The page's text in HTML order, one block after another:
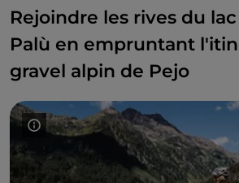
Rejoindre les rives du
Palù en empruntant
gravel alpin de Pejo